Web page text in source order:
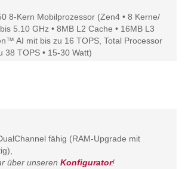
8-Kern Mobilprozessor (Zen4 • 8 Kerne/
5.10 GHz • 8MB L2 Cache • 16MB L3
AI mit bis zu 16 TOPS, Total Processor
38 TOPS • 15-30 Watt)
fähig (RAM-Upgrade mit
über unseren Konfigurator!